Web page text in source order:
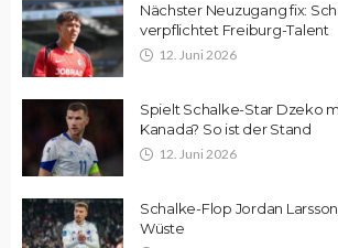
Nächster Neuzugang fix:
verpflichtet Freiburg-Talent
12. Juni 2026
Spielt Schalke-Star Dzeko
Kanada? So ist der Stand
12. Juni 2026
Schalke-Flop Jordan
Wüste